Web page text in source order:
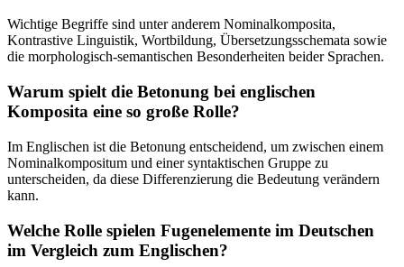
Wichtige Begriffe sind unter anderem Nominalkomposita,
Kontrastive Linguistik, Wortbildung, Übersetzungsschemata sowie
die morphologisch-semantischen Besonderheiten beider Sprachen.
Warum spielt die Betonung bei englischen
Komposita eine so große Rolle?
Im Englischen ist die Betonung entscheidend, um zwischen einem
Nominalkompositum und einer syntaktischen Gruppe zu
unterscheiden, da diese Differenzierung die Bedeutung verändern
kann.
Welche Rolle spielen Fugenelemente im Deutschen
im Vergleich zum Englischen?